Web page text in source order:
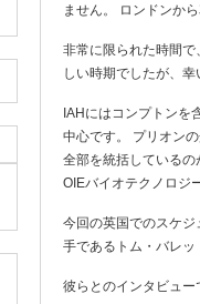
ません。 ロンドンか
非常に限られた時間
しい時期でしたが、
IAHにはコンプトンを
中心です。 プリオン
全部を統括している
OIEバイオテクノロジ
今回の英国でのスケ
手であるトム・バレ
彼らとのインタビュ